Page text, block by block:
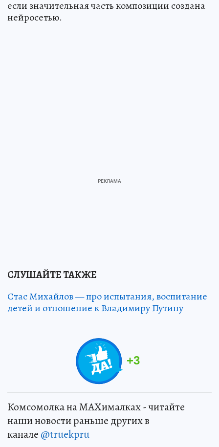
если значительная часть композиции создана
нейросетью.
СЛУШАЙТЕ ТАКЖЕ
Стас Михайлов — про испытания, воспитание
детей и отношение к Владимиру Путину
+3
Комсомолка на MAXималках - читайте
наши новости раньше других в
канале @truekpru